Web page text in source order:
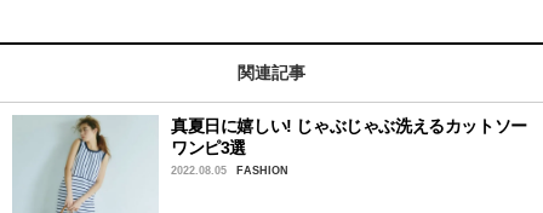
関連記事
真夏日に嬉しい! じゃぶじゃぶ洗えるカットソー
ワンピ3選
2022.08.05 FASHION